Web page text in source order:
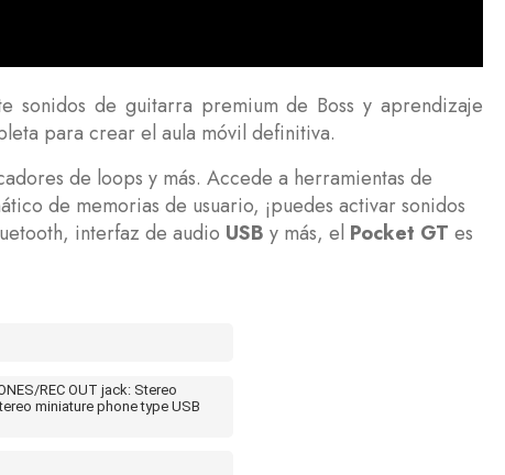
sonidos de guitarra premium de Boss y aprendizaje
para crear el aula móvil definitiva.
de loops y más. Accede a herramientas de
de memorias de usuario, ¡puedes activar sonidos
interfaz de audio USB y más, el Pocket GT es
REC OUT jack: Stereo
miniature phone type USB